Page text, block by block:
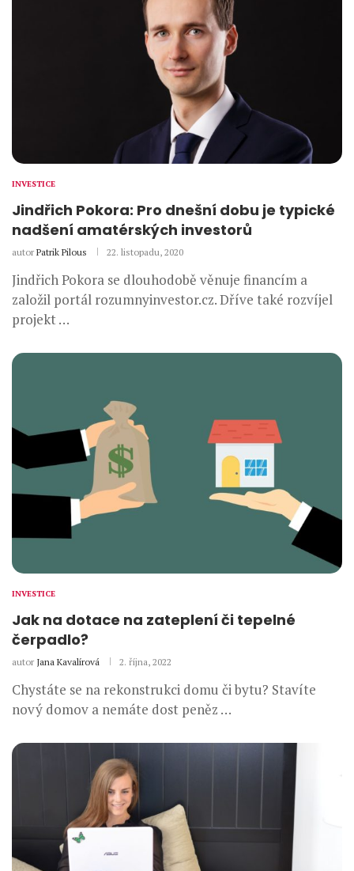
INVESTICE
Jindřich Pokora: Pro dnešní dobu je typické
nadšení amatérských investorů
autor Patrik Pilous 22. listopadu, 2020
Jindřich Pokora se dlouhodobě věnuje financím a
založil portál rozumnyinvestor.cz. Dříve také rozvíjel
projekt …
INVESTICE
Jak na dotace na zateplení či tepelné
čerpadlo?
autor Jana Kavalírová 2. října, 2022
Chystáte se na rekonstrukci domu či bytu? Stavíte
nový domov a nemáte dost peněz …